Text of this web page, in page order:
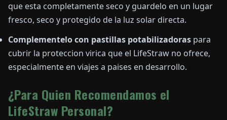
que esta completamente seco y guardelo en un lugar
fresco, seco y protegido de la luz solar directa.
Complementelo con pastillas potabilizadoras para
cubrir la proteccion virica que el LifeStraw no ofrece,
especialmente en viajes a paises en desarrollo.
¿Para Quien Recomendamos el
LifeStraw Personal?